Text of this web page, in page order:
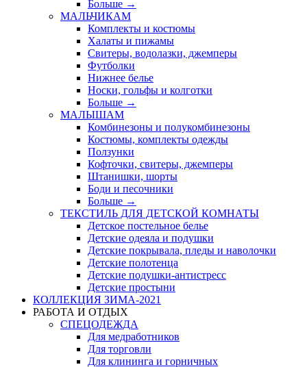
Больше →
МАЛЬЧИКАМ
Комплекты и костюмы
Халаты и пижамы
Свитеры, водолазки, джемперы
Футболки
Нижнее белье
Носки, гольфы и колготки
Больше →
МАЛЫШАМ
Комбинезоны и полукомбинезоны
Костюмы, комплекты одежды
Ползунки
Кофточки, свитеры, джемперы
Штанишки, шорты
Боди и песочники
Больше →
ТЕКСТИЛЬ ДЛЯ ДЕТСКОЙ КОМНАТЫ
Детское постельное белье
Детские одеяла и подушки
Детские покрывала, пледы и наволочки
Детские полотенца
Детские подушки-антистресс
Детские простыни
КОЛЛЕКЦИЯ ЗИМА-2021
РАБОТА И ОТДЫХ
СПЕЦОДЕЖДА
Для медработников
Для торговли
Для клининга и горничных